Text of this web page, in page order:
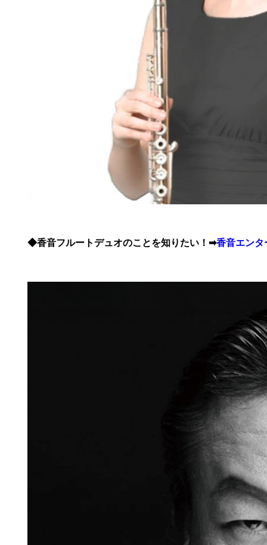
◆香音フルートデュオのことを知りたい！➡香音エンタ